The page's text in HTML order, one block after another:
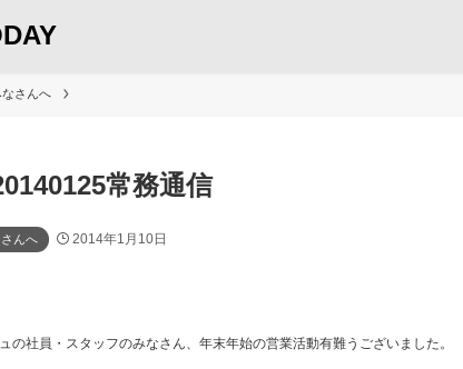
さんへ
常務通信
んへ 2014年1月10日
の社員・スタッフのみなさん、年末年始の営業活動有難うございました。